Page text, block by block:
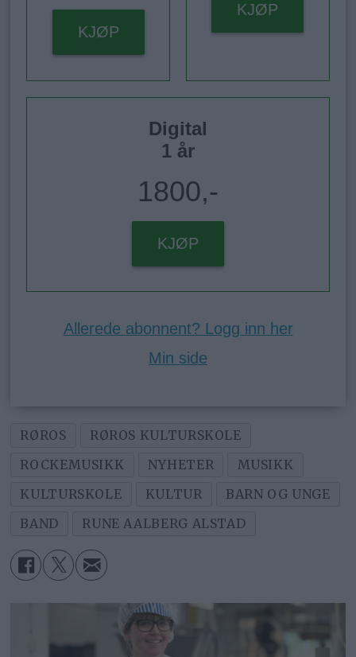
KJØP
KJØP
Digital
1 år
1800,-
KJØP
Allerede abonnent? Logg inn her
Min side
RØROS
RØROS KULTURSKOLE
ROCKEMUSIKK
NYHETER
MUSIKK
KULTURSKOLE
KULTUR
BARN OG UNGE
BAND
RUNE AALBERG ALSTAD